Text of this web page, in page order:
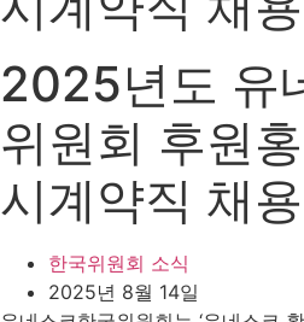
2025년도 유
위원회 후원
시계약직 채
한국위원회 소식
2025년 8월 14일